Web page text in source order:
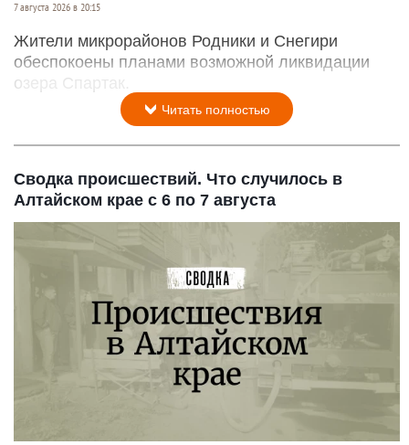
7 августа 2026 в 20:15
Жители микрорайонов Родники и Снегири
обеспокоены планами возможной ликвидации
озера Спартак.
Читать полностью
Сводка происшествий. Что случилось в
Алтайском крае с 6 по 7 августа